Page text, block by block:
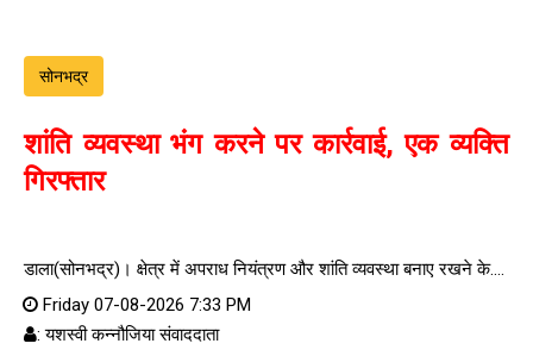
सोनभद्र
शांति व्यवस्था भंग करने पर कार्रवाई, एक व्यक्ति
गिरफ्तार
डाला(सोनभद्र)। क्षेत्र में अपराध नियंत्रण और शांति व्यवस्था बनाए रखने के....
Friday 07-08-2026 7:33 PM
: यशस्वी कन्नौजिया संवाददाता